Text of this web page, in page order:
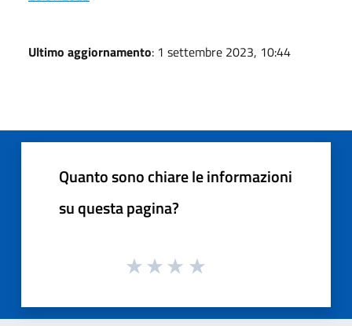
Ultimo aggiornamento: 1 settembre 2023, 10:44
Quanto sono chiare le informazioni
su questa pagina?